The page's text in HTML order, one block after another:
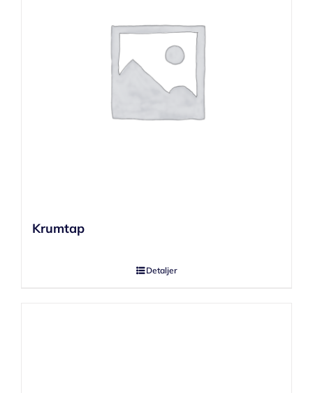
Krumtap
Detaljer